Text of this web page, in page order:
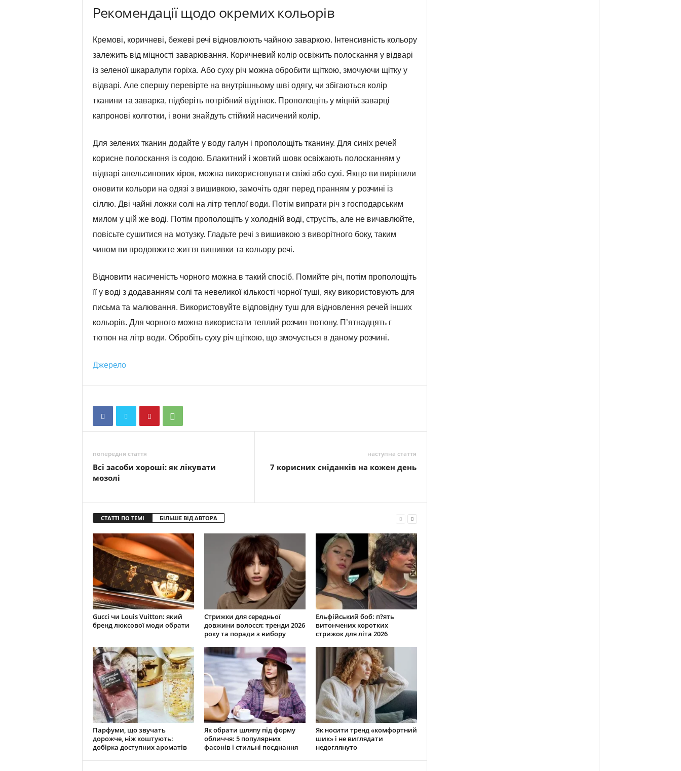
Рекомендації щодо окремих кольорів
Кремові, коричневі, бежеві речі відновлюють чайною заваркою. Інтенсивність кольору
залежить від міцності заварювання. Коричневий колір освіжить полоскання у відварі
із зеленої шкаралупи горіха. Або суху річ можна обробити щіткою, змочуючи щітку у
відварі. Але спершу перевірте на внутрішньому шві одягу, чи збігаються колір
тканини та заварка, підберіть потрібний відтінок. Прополощіть у міцній заварці
капронові колготки, і вони знайдуть стійкий насичений колір.
Для зелених тканин додайте у воду галун і прополощіть тканину. Для синіх речей
корисне полоскання із содою. Блакитний і жовтий шовк освіжають полосканням у
відварі апельсинових кірок, можна використовувати свіжі або сухі. Якщо ви вирішили
оновити кольори на одязі з вишивкою, замочіть одяг перед пранням у розчині із
сіллю. Дві чайні ложки солі на літр теплої води. Потім випрати річ з господарським
милом у цій же воді. Потім прополощіть у холодній воді, струсіть, але не вичавлюйте,
повісьте сушитися на мотузку. Гладьте речі з вишивкою з виворітного боку, таким
чином ви продовжите життя вишивки та кольору речі.
Відновити насиченість чорного можна в такий спосіб. Помийте річ, потім прополощіть
її у воді з додаванням солі та невеликої кількості чорної туші, яку використовують для
письма та малювання. Використовуйте відповідну туш для відновлення речей інших
кольорів. Для чорного можна використати теплий розчин тютюну. П’ятнадцять г
тютюн на літр води. Обробіть суху річ щіткою, що змочується в даному розчині.
Джерело
попередня стаття
Всі засоби хороші: як лікувати
мозолі
наступна стаття
7 корисних сніданків на кожен день
СТАТТІ ПО ТЕМІ БІЛЬШЕ ВІД АВТОРА
Gucci чи Louis Vuitton: який
бренд люксової моди обрати
Стрижки для середньої
довжини волосся: тренди 2026
року та поради з вибору
Ельфійський боб: п?ять
витончених коротких
стрижок для літа 2026
Парфуми, що звучать
дорожче, ніж коштують:
добірка доступних ароматів
Як обрати шляпу під форму
обличчя: 5 популярних
фасонів і стильні поєднання
Як носити тренд «комфортний
шик» і не виглядати
недоглянуто